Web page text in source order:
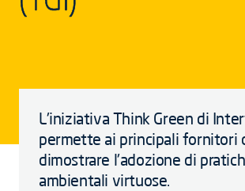
L'iniziativa Think Green di
permette ai principali fornitori
dimostrare l'adozione di
ambientali virtuose.